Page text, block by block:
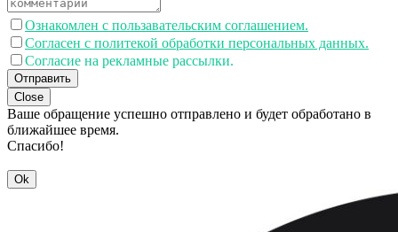
Ознакомлен с пользавательским соглашением.
Согласен с политекой обработки персональных данных.
Согласие на рекламные рассылки.
Отправить
Close
Ваше обращение успешно отправлено и будет обработано в
ближайшее время.
Спасибо!
Ok